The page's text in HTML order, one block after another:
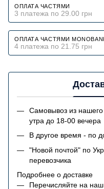
ОПЛАТА ЧАСТЯМИ
3 платежа по 29.00 грн
ОПЛАТА ЧАСТЯМИ
4 платежа по 21.75 грн
Самовывоз из
утра до 18-00 вечера
В другое время - по
"Новой почтой" по
перевозчика
Подробнее о доставке
Перечисляйте на